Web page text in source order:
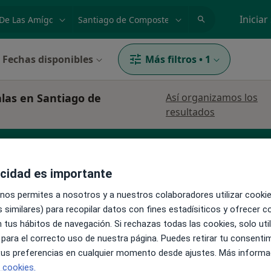
enfermedad o nombre Iniciar
Fechas disponibles Más filtros • 1
en Santiago de
Así organizamos los
resultados
clínico Patólogo
La reserva de cita online no está
Pedir una cita
es importante
permites a nosotros y a nuestros colaboradores utilizar
similares) para recopilar datos con fines estadísiticos y ofrecer
tus hábitos de navegación. Si rechazas todas las cookies, solo
el correcto uso de nuestra página. Puedes retirar tu
preferencias en cualquier momento desde ajustes. Más